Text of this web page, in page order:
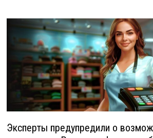
Эксперты предупредили о